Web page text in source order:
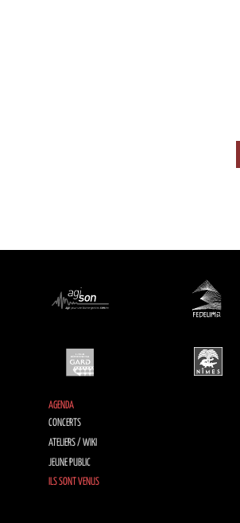
AGENDA
CONCERTS
ATELIERS / WIKI
JEUNE PUBLIC
ILS SONT VENUS